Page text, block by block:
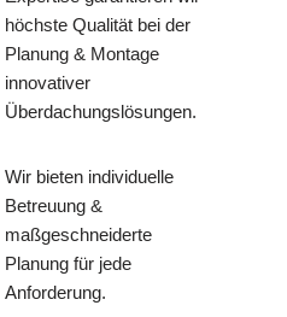
höchste Qualität bei der
Planung & Montage
innovativer
Überdachungslösungen.
Wir bieten individuelle
Betreuung &
maßgeschneiderte
Planung für jede
Anforderung.